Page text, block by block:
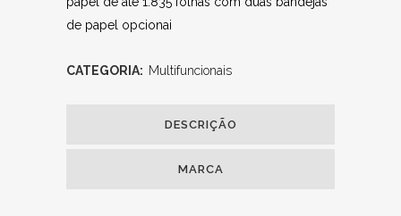
de papel opcionai
CATEGORIA: Multifuncionais
DESCRIÇÃO
MARCA